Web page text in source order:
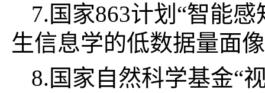
7.国家863计划“智能
生信息学的低数据量面
8.国家自然科学基金“